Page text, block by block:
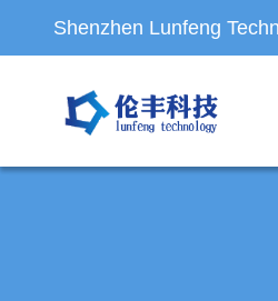
Shenzhen Lunfeng